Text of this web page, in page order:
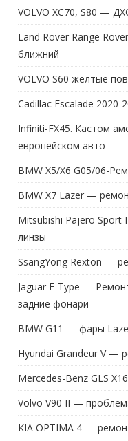
VOLVO XC70, S80 —
Land Rover Range
ближний
VOLVO S60 жёлтые
Cadillac Escalade
Infiniti-FX45. Кастом
европейском авто
BMW X5/X6 G05/06-
BMW X7 Lazer —
Mitsubishi Pajero
линзы
SsangYong Rexton —
Jaguar F-Type —
задние фонари
BMW G11 — фары
Hyundai Grandeur V —
Mercedes-Benz GLS
Volvo V90 II —
KIA OPTIMA 4 —